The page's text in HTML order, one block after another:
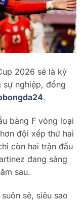
2026 sẽ là kỳ
sự nghiệp, đồng
.
bảng F vòng loại
đội xếp thứ hai
còn hai trận đấu
đang sáng
sau.
sẻ, siêu sao